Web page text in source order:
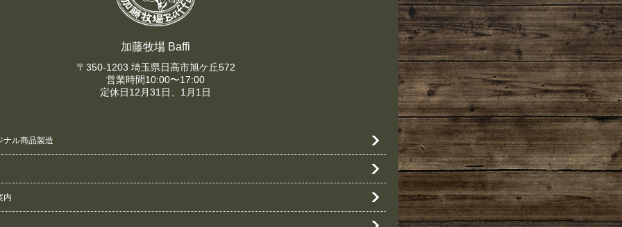
加藤牧場 Baffi
〒350-1203 埼玉県日高市旭ケ丘572
営業時間10:00〜17:00
定休日12月31日、1月1日
ナル商品製造
内